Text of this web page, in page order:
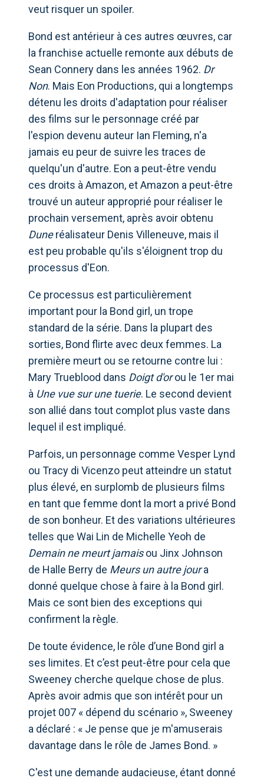
veut risquer un spoiler.
Bond est antérieur à ces autres œuvres, car
la franchise actuelle remonte aux débuts de
Sean Connery dans les années 1962. Dr
Non. Mais Eon Productions, qui a longtemps
détenu les droits d'adaptation pour réaliser
des films sur le personnage créé par
l'espion devenu auteur Ian Fleming, n'a
jamais eu peur de suivre les traces de
quelqu'un d'autre. Eon a peut-être vendu
ces droits à Amazon, et Amazon a peut-être
trouvé un auteur approprié pour réaliser le
prochain versement, après avoir obtenu
Duneréalisateur Denis Villeneuve, mais il
est peu probable qu'ils s'éloignent trop du
processus d'Eon.
Ce processus est particulièrement
important pour la Bond girl, un trope
standard de la série. Dans la plupart des
sorties, Bond flirte avec deux femmes. La
première meurt ou se retourne contre lui :
Mary Trueblood dans Doigt d'orou le 1er mai
à Une vue sur une tuerie. Le second devient
son allié dans tout complot plus vaste dans
lequel il est impliqué.
Parfois, un personnage comme Vesper Lynd
ou Tracy di Vicenzo peut atteindre un statut
plus élevé, en surplomb de plusieurs films
en tant que femme dont la mort a privé Bond
de son bonheur. Et des variations ultérieures
telles que Wai Lin de Michelle Yeoh de
Demain ne meurt jamaisou Jinx Johnson
de Halle Berry de Meurs un autre joura
donné quelque chose à faire à la Bond girl.
Mais ce sont bien des exceptions qui
confirment la règle.
De toute évidence, le rôle d’une Bond girl a
ses limites. Et c’est peut-être pour cela que
Sweeney cherche quelque chose de plus.
Après avoir admis que son intérêt pour un
projet 007 « dépend du scénario », Sweeney
a déclaré : « Je pense que je m'amuserais
davantage dans le rôle de James Bond. »
C'est une demande audacieuse, étant donné